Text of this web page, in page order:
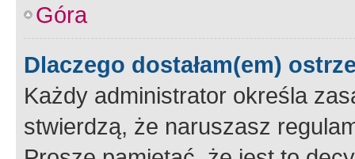
Góra
Dlaczego dostałam(em)
Każdy administrator określa
stwierdzą, że naruszasz